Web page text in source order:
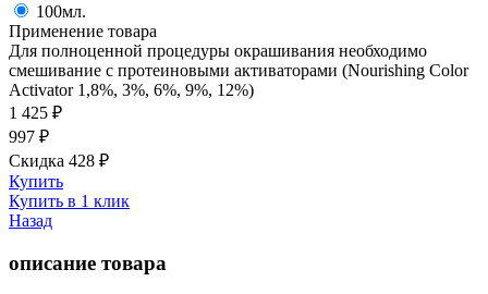
100мл.
Применение товара
Для полноценной процедуры окрашивания необходимо
смешивание с протеиновыми активаторами (Nourishing Color
Activator 1,8%, 3%, 6%, 9%, 12%)
1 425 ₽
997 ₽
Скидка 428 ₽
Купить
Купить в 1 клик
Назад
описание товара